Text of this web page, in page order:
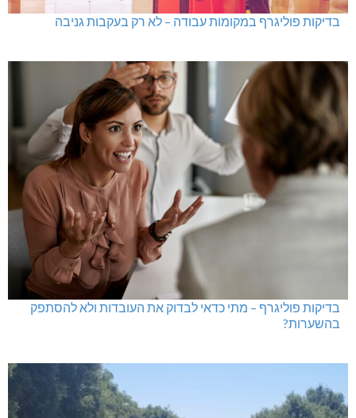
בדיקות פוליגרף במקומות עבודה – לא רק בעקבות גניבה
בדיקות פוליגרף – מתי כדאי לבדוק את העובדות ולא להסתפק
בהשערות?